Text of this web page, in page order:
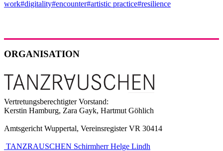
work#digitality#encounter#artistic practice#resilience
ORGANISATION
Vertretungsberechtigter Vorstand:
Kerstin Hamburg, Zara Gayk, Hartmut Göhlich
Amtsgericht Wuppertal, Vereinsregister VR 30414
TANZRAUSCHEN Schirmherr Helge Lindh